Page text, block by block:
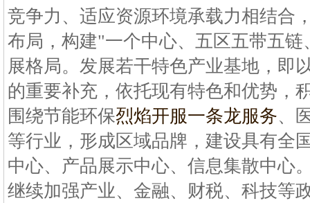
竞争力、适应资源环境承载力相结合
布局，构建"一个中心、五区五带五
展格局。发展若干特色产业基地，即
的重要补充，依托现有特色和优势，
围绕节能环保烈焰开服一条龙服务、
等行业，形成区域品牌，建设具有全
中心、产品展示中心、信息集散中心
继续加强产业、金融、财税、科技等